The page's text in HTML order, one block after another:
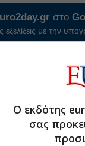
στο
εξελίξεις με την
FOLLOW US
Ακολουθήστε τη
Ο εκδότης
σας